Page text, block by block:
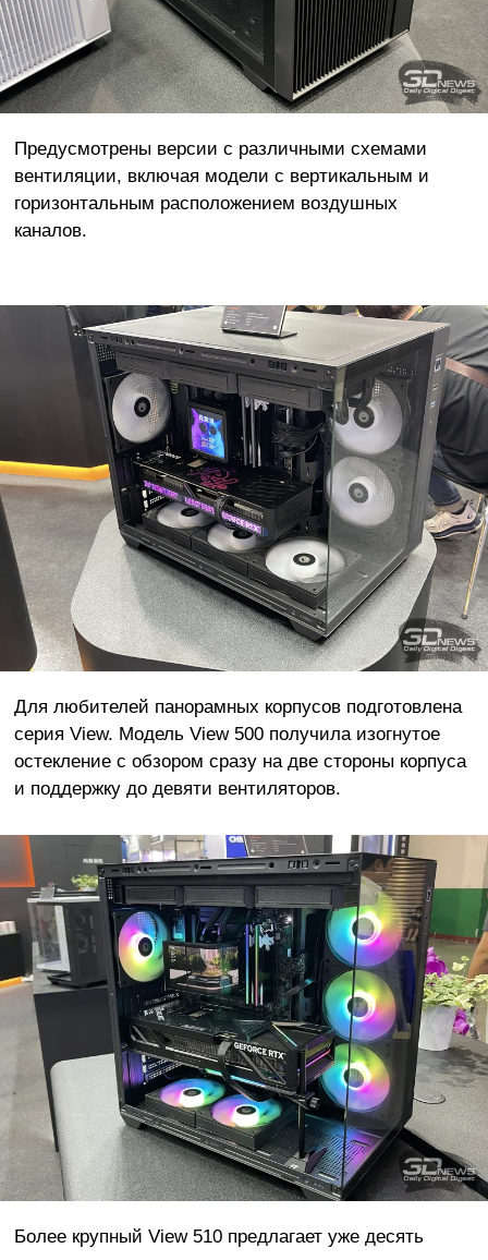
Предусмотрены версии с различными схемами
вентиляции, включая модели с вертикальным и
горизонтальным расположением воздушных
каналов.
Для любителей панорамных корпусов подготовлена
серия View. Модель View 500 получила изогнутое
остекление с обзором сразу на две стороны корпуса
и поддержку до девяти вентиляторов.
Более крупный View 510 предлагает уже десять